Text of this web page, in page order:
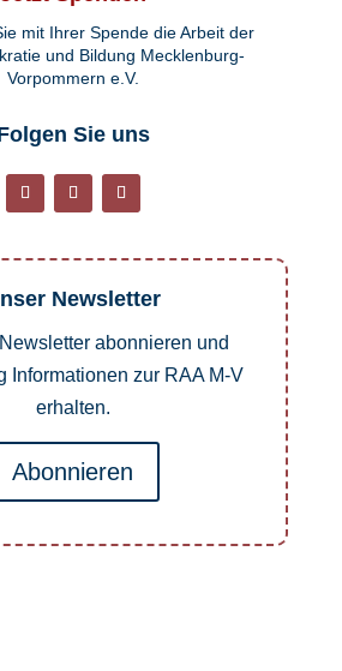
mit Ihrer Spende die Arbeit der
und Bildung Mecklenburg-
Vorpommern e.V.
Sie uns
Newsletter
abonnieren und
Informationen zur RAA M-V
erhalten.
Abonnieren